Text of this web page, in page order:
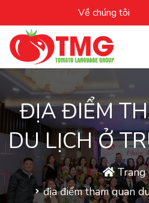
Về chúng tôi
ĐỊA ĐIỂM
DU LỊCH Ở
Trang
địa điểm tham quan